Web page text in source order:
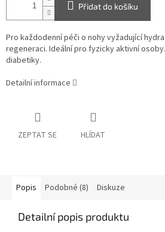
Přidat do košíku
Pro každodenní péči o nohy vyžadující
regeneraci. Ideální pro fyzicky aktivní
diabetiky.
Detailní informace
ZEPTAT SE HLÍDAT
Popis Podobné (8) Diskuze
Detailní popis produktu